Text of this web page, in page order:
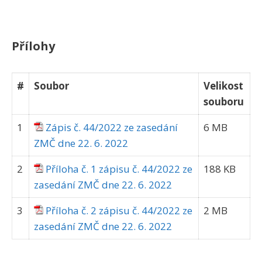
Přílohy
# Soubor
Velikost
souboru
1
Zápis č. 44/2022 ze zasedání
ZMČ dne 22. 6. 2022
6 MB
2
Příloha č. 1 zápisu č. 44/2022 ze
zasedání ZMČ dne 22. 6. 2022
188 KB
3
Příloha č. 2 zápisu č. 44/2022 ze
zasedání ZMČ dne 22. 6. 2022
2 MB